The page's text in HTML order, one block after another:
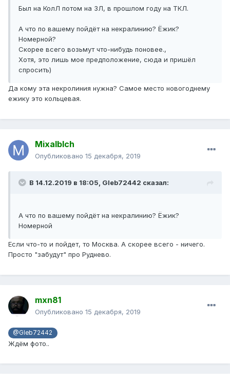
Был на КолЛ потом на ЗЛ, в прошлом году на ТКЛ.
А что по вашему пойдёт на некралинию? Ёжик?
Номерной?
Скорее всего возьмут что-нибудь поновее.,
Хотя, это лишь мое предположение, сюда и пришёл
спросить)
Да кому эта некролиния нужна? Самое место новогоднему
ежику это кольцевая.
Mixalblch
Опубликовано 15 декабря, 2019
В 14.12.2019 в 18:05, Gleb72442 сказал:
А что по вашему пойдёт на некралинию? Ёжик?
Номерной
Если что-то и пойдет, то Москва. А скорее всего - ничего.
Просто "забудут" про Руднево.
mxn81
Опубликовано 15 декабря, 2019
@Gleb72442
Ждём фото..